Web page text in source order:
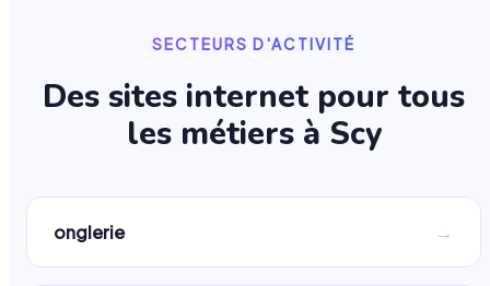
SECTEURS D'ACTIVITÉ
Des sites internet pour tous
les métiers à Scy
onglerie →